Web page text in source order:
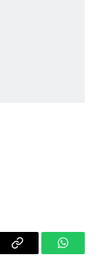
Copy